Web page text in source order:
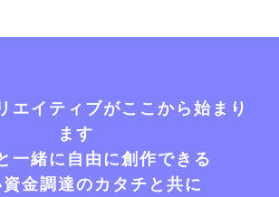
エイティブがここから始まり
ます
一緒に自由に創作できる
金調達のカタチと共に